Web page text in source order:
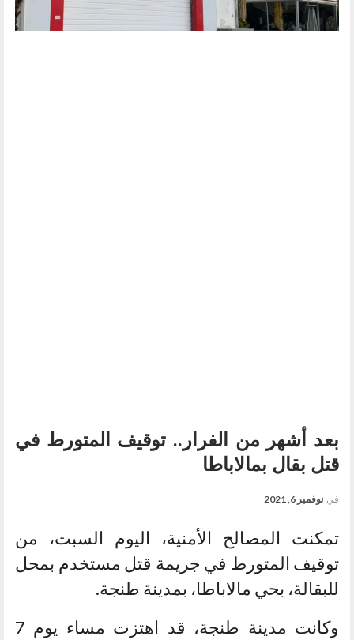
بعد أشهر من الفرار.. توقيف المتورط في
قتل بقال بمالاباطا
في نوفمبر 6, 2021
تمكنت المصالح الأمنية، اليوم السبت، من
توقيف المتورط في جريمة قتل مستخدم بمحل
للبقالة، بحي مالاباطا، بمدينة طنجة.
وكانت مدينة طنجة، قد اهتزت مساء يوم 7